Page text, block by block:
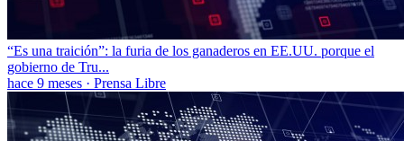
“Es una traición”: la furia de los ganaderos en EE.UU. porque el
gobierno de Tru...
hace 9 meses · Prensa Libre